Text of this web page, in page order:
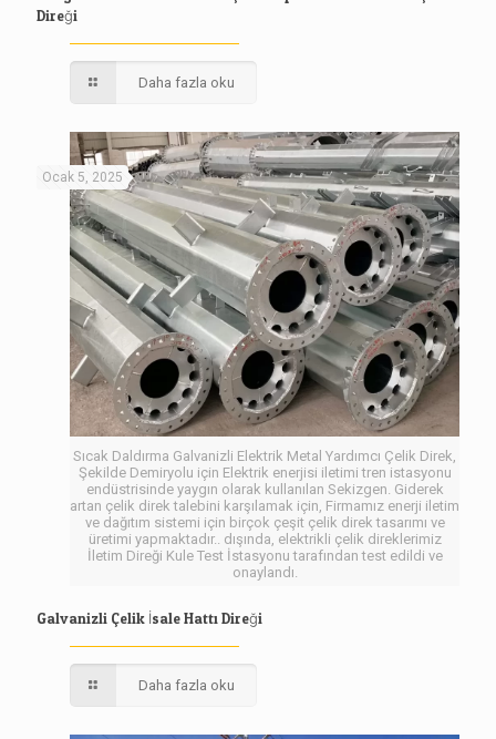
Direği
Daha fazla oku
Sıcak Daldırma Galvanizli Elektrik Metal Yardımcı Çelik Direk,
Şekilde Demiryolu için Elektrik enerjisi iletimi tren istasyonu
endüstrisinde yaygın olarak kullanılan Sekizgen. Giderek
artan çelik direk talebini karşılamak için, Firmamız enerji iletim
ve dağıtım sistemi için birçok çeşit çelik direk tasarımı ve
üretimi yapmaktadır.. dışında, elektrikli çelik direklerimiz
İletim Direği Kule Test İstasyonu tarafından test edildi ve
onaylandı.
Ocak 5, 2025
Galvanizli Çelik İsale Hattı Direği
Daha fazla oku